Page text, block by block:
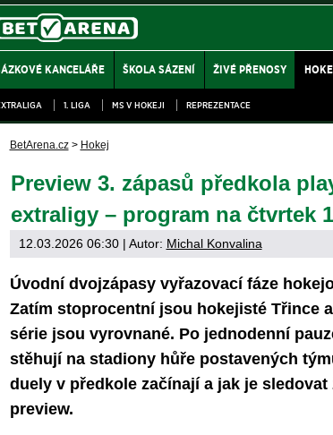
KANCELÁŘE ŠKOLA SÁZENÍ ŽIVÉ PŘENOSY
1. LIGA MS V HOKEJI REPREZENTACE
BetArena.cz > Hokej
Preview 3. zápasů předkola
extraligy – program na čtvrtek
12.03.2026 06:30| Autor: Michal Konvalina
Úvodní dvojzápasy vyřazovací fáze
Zatím stoprocentní jsou hokejisté Třince
série jsou vyrovnané. Po jednodenní
stěhují na stadiony hůře postavených
duely v předkole začínají a jak je sledovat
preview.